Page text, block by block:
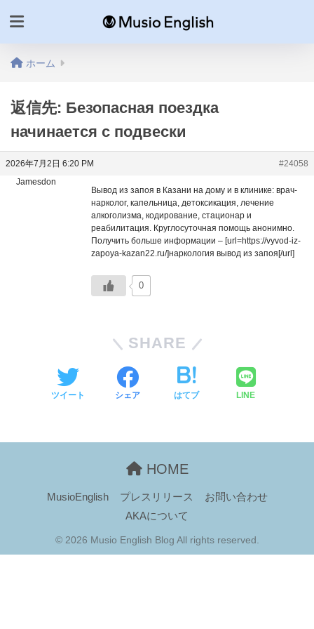
ホーム
返信先: Безопасная поездка
начинается с подвески
2026年7月2日 6:20 PM
#24058
Jamesdon
Вывод из запоя в Казани на дому и в клинике: врач-
нарколог, капельница, детоксикация, лечение
алкоголизма, кодирование, стационар и
реабилитация. Круглосуточная помощь анонимно.
Получить больше информации – [url=https://vyvod-iz-
zapoya-kazan22.ru/]наркология вывод из запоя[/url]
0
SHARE
ツイート シェア はてブ LINE
HOME
MusioEnglish プレスリリース
お問い合わせ
AKAについて
© 2026 Musio English Blog All rights reserved.